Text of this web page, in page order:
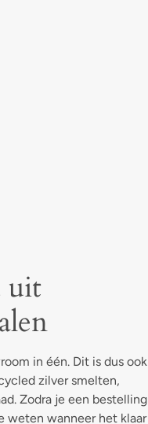
uit
in één. Dit is dus ook
zilver smelten,
Zodra je een bestelling
weten wanneer het klaar